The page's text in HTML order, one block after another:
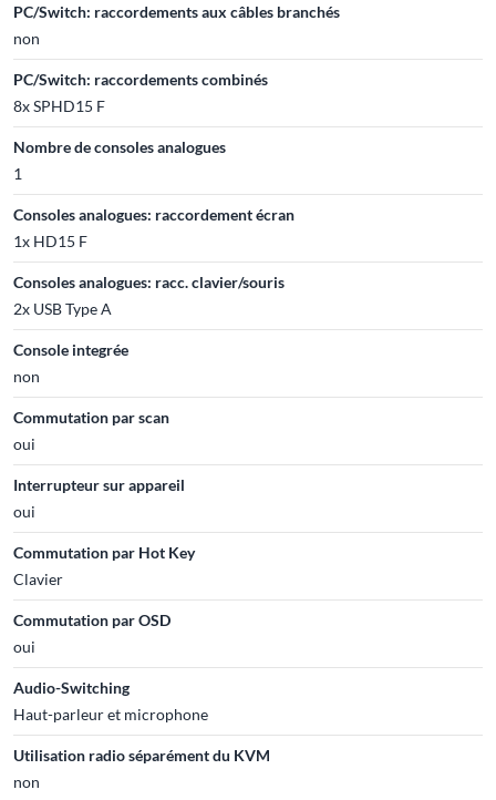
PC/Switch: raccordements aux câbles branchés
non
PC/Switch: raccordements combinés
8x SPHD15 F
Nombre de consoles analogues
1
Consoles analogues: raccordement écran
1x HD15 F
Consoles analogues: racc. clavier/souris
2x USB Type A
Console integrée
non
Commutation par scan
oui
Interrupteur sur appareil
oui
Commutation par Hot Key
Clavier
Commutation par OSD
oui
Audio-Switching
Haut-parleur et microphone
Utilisation radio séparément du KVM
non